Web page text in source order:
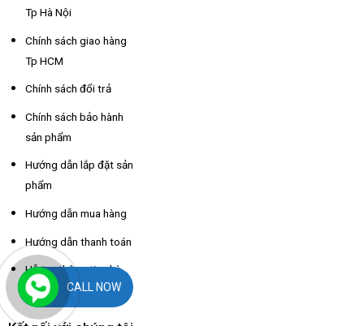
Tp Hà Nội
Chính sách giao hàng
Tp HCM
Chính sách đổi trả
Chính sách bảo hành
sản phẩm
Hướng dẫn lắp đặt sản
phẩm
Hướng dẫn mua hàng
Hướng dẫn thanh toán
Hỗ trợ thông tin nhà
xe các tỉnhCALL NOW